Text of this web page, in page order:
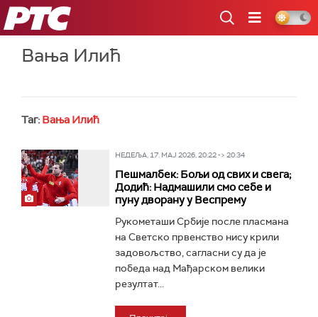
РТС
Вања Илић
Таг: Вања Илић
НЕДЕЉА, 17. МАЈ 2026, 20:22 -> 20:34
Пешмалбек: Бољи од свих и свега;
Додић: Надмашили смо себе и
пуну дворану у Веспрему
Рукометаши Србије после пласмана
на Светско првенство нису крили
задовољство, сагласни су да је
победа над Мађарском велики
резултат...